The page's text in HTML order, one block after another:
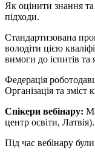
Як оцінити знання
підходи.
Стандартизована
володіти цією
вимоги до іспитів та
Федерація
Організація та
Спікери вебінару:
центр освіти, Латвія).
Під час вебінару були